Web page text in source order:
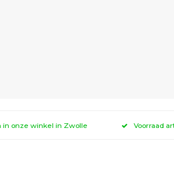
in onze winkel in Zwolle Voorraad